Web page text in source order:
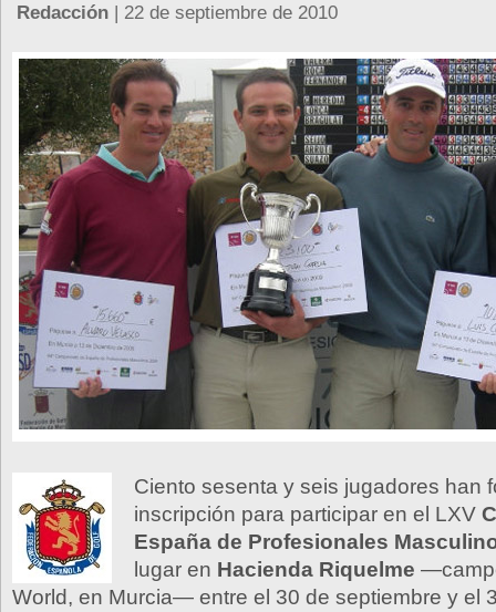
Redacción | 22 de septiembre de 2010
Ciento sesenta y seis jugadores han
inscripción para participar en el LXV
España de Profesionales
lugar en Hacienda Riquelme
World, en Murcia— entre el 30 de septiembre y el